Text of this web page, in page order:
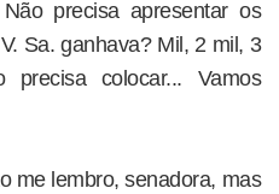
precisa apresentar os
Sa. ganhava? Mil, 2 mil, 3
colocar... Vamos
me lembro, senadora, mas